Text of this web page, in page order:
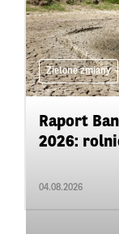
Zielone zmiany
Raport
2026:
04.08.2026